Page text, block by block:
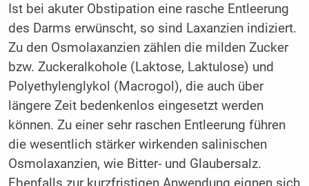
Ist bei akuter Obstipation eine rasche Entleerung
des Darms erwünscht, so sind Laxanzien indiziert.
Zu den Osmolaxanzien zählen die milden Zucker
bzw. Zuckeralkohole (Laktose, Laktulose) und
Polyethylenglykol (Macrogol), die auch über
längere Zeit bedenkenlos eingesetzt werden
können. Zu einer sehr raschen Entleerung führen
die wesentlich stärker wirkenden salinischen
Osmolaxanzien, wie Bitter- und Glaubersalz.